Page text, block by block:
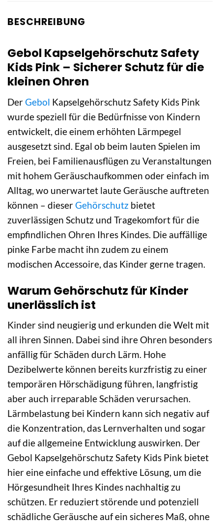
BESCHREIBUNG
Gebol Kapselgehörschutz Safety
Kids Pink – Sicherer Schutz für die
kleinen Ohren
DerGebol Kapselgehörschutz Safety Kids Pink
wurde speziell für die Bedürfnisse von Kindern
entwickelt, die einem erhöhten Lärmpegel
ausgesetzt sind. Egal ob beim lauten Spielen im
Freien, bei Familienausflügen zu Veranstaltungen
mit hohem Geräuschaufkommen oder einfach im
Alltag, wo unerwartet laute Geräusche auftreten
können – dieserGehörschutz bietet
zuverlässigen Schutz und Tragekomfort für die
empfindlichen Ohren Ihres Kindes. Die auffällige
pinke Farbe macht ihn zudem zu einem
modischen Accessoire, das Kinder gerne tragen.
Warum Gehörschutz für Kinder
unerlässlich ist
Kinder sind neugierig und erkunden die Welt mit
all ihren Sinnen. Dabei sind ihre Ohren besonders
anfällig für Schäden durch Lärm. Hohe
Dezibelwerte können bereits kurzfristig zu einer
temporären Hörschädigung führen, langfristig
aber auch irreparable Schäden verursachen.
Lärmbelastung bei Kindern kann sich negativ auf
die Konzentration, das Lernverhalten und sogar
auf die allgemeine Entwicklung auswirken. Der
Gebol Kapselgehörschutz Safety Kids Pink bietet
hier eine einfache und effektive Lösung, um die
Hörgesundheit Ihres Kindes nachhaltig zu
schützen. Er reduziert störende und potenziell
schädliche Geräusche auf ein sicheres Maß, ohne